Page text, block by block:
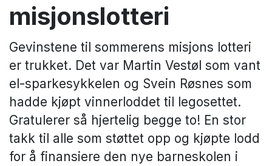
misjonslotteri
Gevinstene til sommerens misjons lotteri
er trukket. Det var Martin Vestøl som vant
el-sparkesykkelen og Svein Røsnes som
hadde kjøpt vinnerloddet til legosettet.
Gratulerer så hjertelig begge to! En stor
takk til alle som støttet opp og kjøpte lodd
for å finansiere den nye barneskolen i